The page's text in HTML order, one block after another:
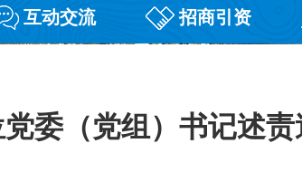
互动交流 招商引资
委（党组）书记述